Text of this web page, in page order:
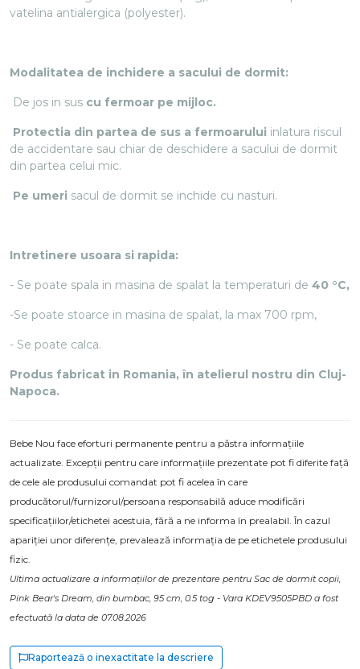
vatelina antialergica (polyester).
Modalitatea de inchidere a sacului de dormit:
De jos in sus cu fermoar pe mijloc.
Protectia din partea de sus a fermoarului inlatura riscul
de accidentare sau chiar de deschidere a sacului de dormit
din partea celui mic.
Pe umeri sacul de dormit se inchide cu nasturi.
Intretinere usoara si rapida:
- Se poate spala in masina de spalat la temperaturi de 40 °C,
-Se poate stoarce in masina de spalat, la max 700 rpm,
- Se poate calca.
Produs fabricat in Romania, în atelierul nostru din Cluj-
Napoca.
Bebe Nou face eforturi permanente pentru a păstra informațiile
actualizate. Excepții pentru care informațiile prezentate pot fi diferite față
de cele ale produsului comandat pot fi acelea în care
producătorul/furnizorul/persoana responsabilă aduce modificări
specificațiilor/etichetei acestuia, fără a ne informa în prealabil. În cazul
apariției unor diferențe, prevalează informația de pe etichetele produsului
fizic.
Ultima actualizare a informațiilor de prezentare pentru Sac de dormit copii,
Pink Bear's Dream, din bumbac, 95 cm, 0.5 tog - Vara KDEV9505PBD a fost
efectuată la data de 07.08.2026
Raportează o inexactitate la descriere